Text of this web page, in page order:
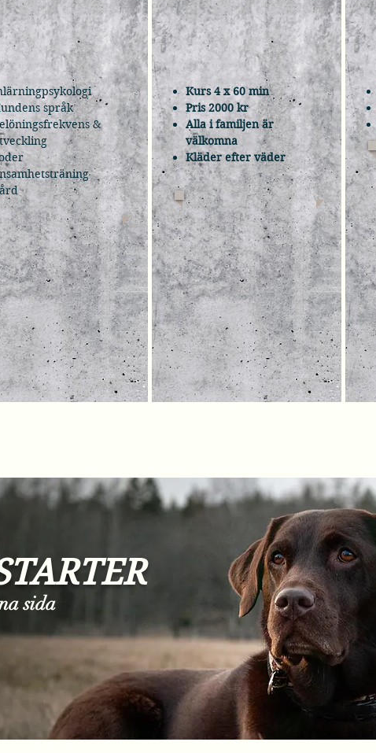
språk
&
Kurs 4 x 60 min
Pris 2000 kr
Alla i familjen är
välkomna
Kläder efter väder
sida